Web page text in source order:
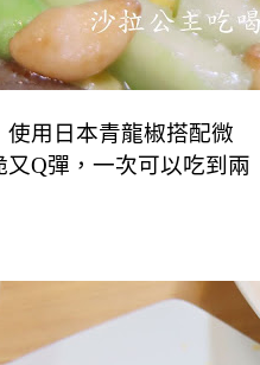
用日本青龍椒搭配微
Q彈，一次可以吃到兩